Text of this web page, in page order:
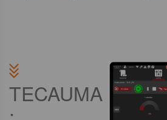
TECAUMA